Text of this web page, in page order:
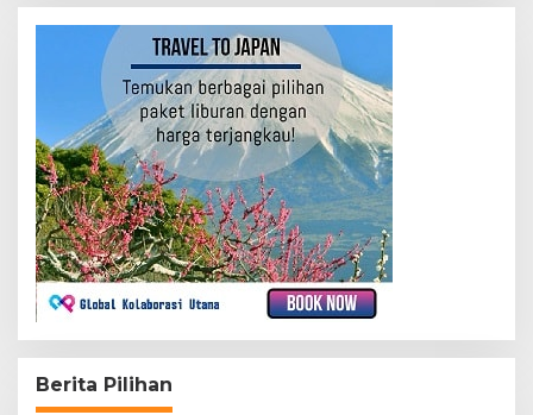
Berita Pilihan